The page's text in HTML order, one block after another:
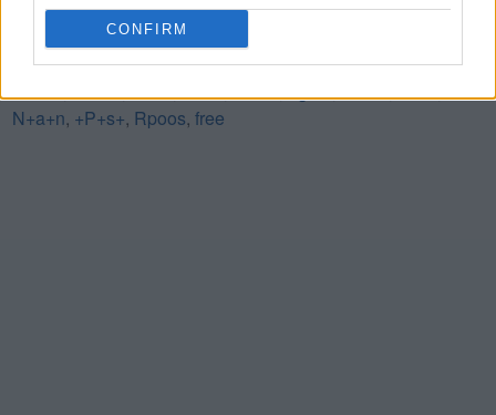
CONFIRM
Ultime ricerche:
R+p+s,ottat,park,Rposs,Rposs,Figur,A n i,Sping,
VINTA,+657+,Gline,Gline,Eersu,ogsra,Gneor,ertoe,
N+a+n, +P+s+, Rpoos, free